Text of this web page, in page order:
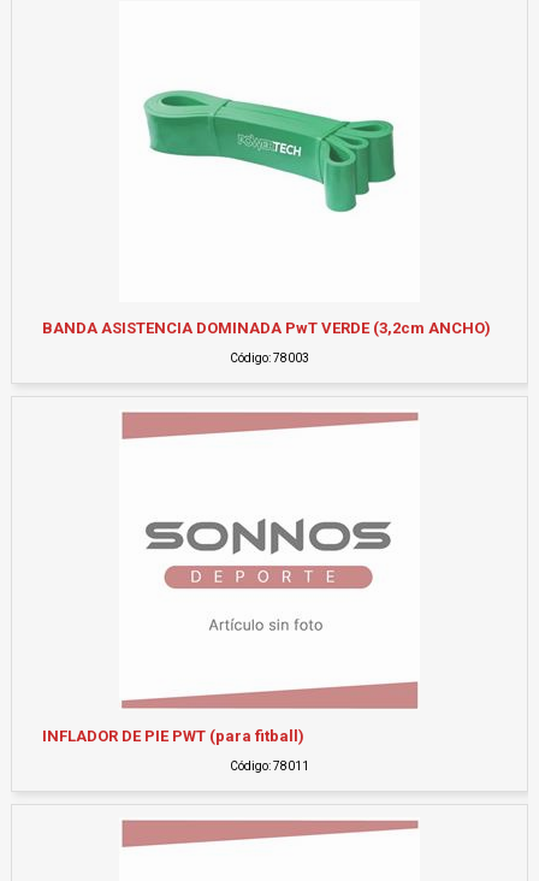
BANDA ASISTENCIA DOMINADA PwT VERDE (3,2cm ANCHO)
Código: 78003
INFLADOR DE PIE PWT (para fitball)
Código: 78011